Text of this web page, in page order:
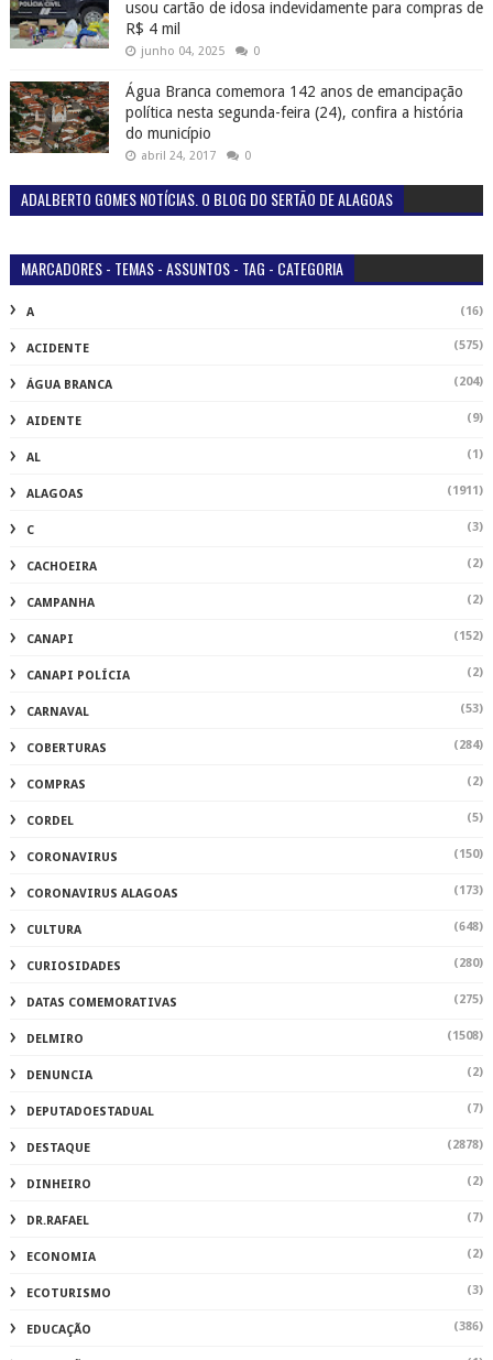
usou cartão de idosa indevidamente para compras de
R$ 4 mil
junho 04, 2025 0
Água Branca comemora 142 anos de emancipação
política nesta segunda-feira (24), confira a história
do município
abril 24, 2017 0
ADALBERTO GOMES NOTÍCIAS. O BLOG DO SERTÃO DE ALAGOAS
MARCADORES - TEMAS - ASSUNTOS - TAG - CATEGORIA
A (16)
ACIDENTE (575)
ÁGUA BRANCA (204)
AIDENTE (9)
AL (1)
ALAGOAS (1911)
C (3)
CACHOEIRA (2)
CAMPANHA (2)
CANAPI (152)
CANAPI POLÍCIA (2)
CARNAVAL (53)
COBERTURAS (284)
COMPRAS (2)
CORDEL (5)
CORONAVIRUS (150)
CORONAVIRUS ALAGOAS (173)
CULTURA (648)
CURIOSIDADES (280)
DATAS COMEMORATIVAS (275)
DELMIRO (1508)
DENUNCIA (2)
DEPUTADOESTADUAL (7)
DESTAQUE (2878)
DINHEIRO (2)
DR.RAFAEL (7)
ECONOMIA (2)
ECOTURISMO (3)
EDUCAÇÃO (386)